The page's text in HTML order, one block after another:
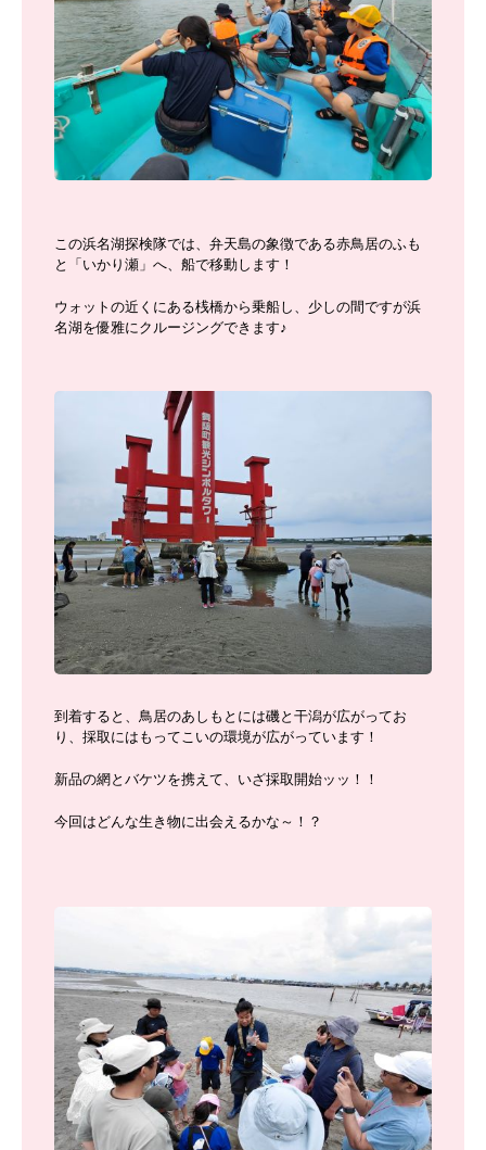
この浜名湖探検隊では、弁天島の象徴である赤鳥居のふも
と「いかり瀬」へ、船で移動します！
ウォットの近くにある桟橋から乗船し、少しの間ですが浜
名湖を優雅にクルージングできます♪
到着すると、鳥居のあしもとには磯と干潟が広がってお
り、採取にはもってこいの環境が広がっています！
新品の網とバケツを携えて、いざ採取開始ッッ！！
今回はどんな生き物に出会えるかな～！？